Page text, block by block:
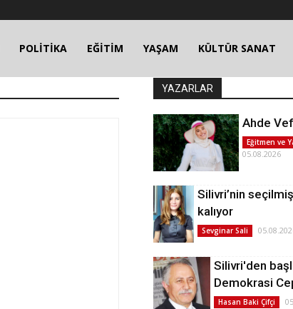
POLİTİKA EĞİTİM YAŞAM KÜLTÜR SANAT
YAZARLAR
Ahde
Eğitmen ve
05.08.2026
Silivri’nin
kalıyor
Sevginar Sali
Silivri'den
Demokrasi
Hasan Baki Çifçi